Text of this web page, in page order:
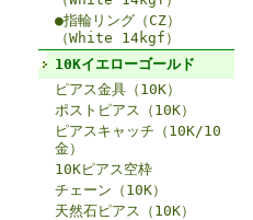
●指輪リング（CZ）
（White 14kgf）
10Kイエローゴールド
ピアス金具（10K）
ポストピアス（10K）
ピアスキャッチ（10K/10
金）
10Kピアス空枠
チェーン（10K）
天然石ピアス（10K）